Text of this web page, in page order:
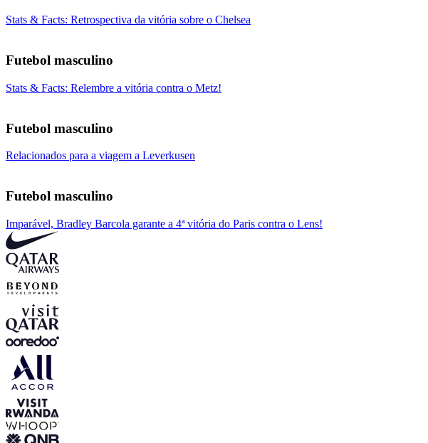
Stats & Facts: Retrospectiva da vitória sobre o Chelsea
Futebol masculino
Stats & Facts: Relembre a vitória contra o Metz!
Futebol masculino
Relacionados para a viagem a Leverkusen
Futebol masculino
Imparável, Bradley Barcola garante a 4ª vitória do Paris contra o Lens!